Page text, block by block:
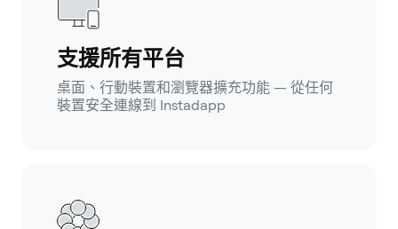
支援所有平台
桌面、行動裝置和瀏覽器擴充功能 — 從任何
裝置安全連線到 Instadapp